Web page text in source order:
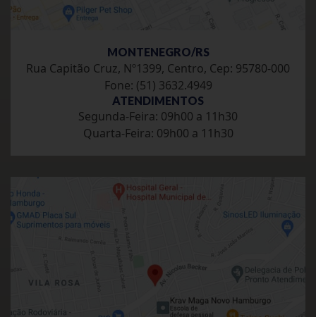
MONTENEGRO/RS
Rua Capitão Cruz, Nº1399, Centro, Cep: 95780-000
Fone: (51) 3632.4949
ATENDIMENTOS
Segunda-Feira: 09h00 a 11h30
Quarta-Feira: 09h00 a 11h30